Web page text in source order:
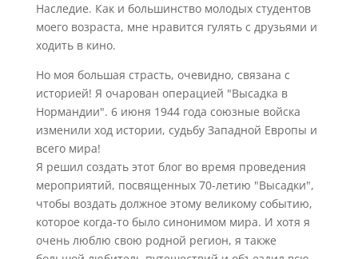
Наследие. Как и большинство молодых студентов
моего возраста, мне нравится гулять с друзьями и
ходить в кино.
Но моя большая страсть, очевидно, связана с
историей! Я очарован операцией "Высадка в
Нормандии". 6 июня 1944 года союзные войска
изменили ход истории, судьбу Западной Европы и
всего мира!
Я решил создать этот блог во время проведения
мероприятий, посвященных 70-летию "Высадки",
чтобы воздать должное этому великому событию,
которое когда-то было синонимом мира. И хотя я
очень люблю свою родной регион, я также